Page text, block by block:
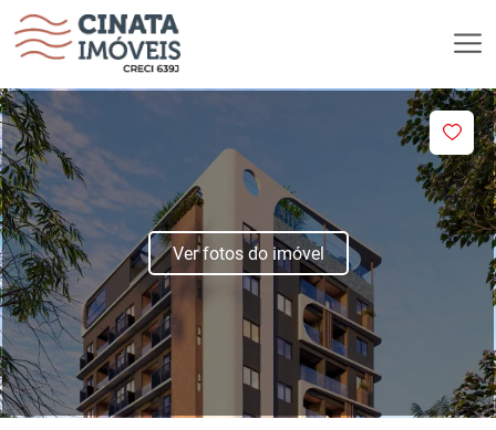
Ver fotos do imóvel